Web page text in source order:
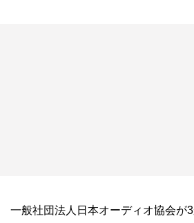
一般社団法人日本オーディオ協会が